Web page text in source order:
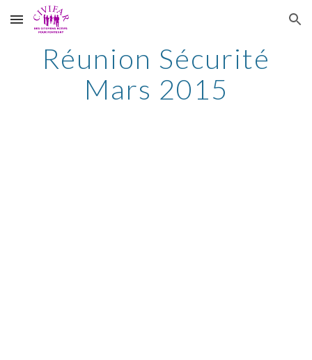
Skip to main content Skip to navigation
Réunion Sécurité
Mars 2015